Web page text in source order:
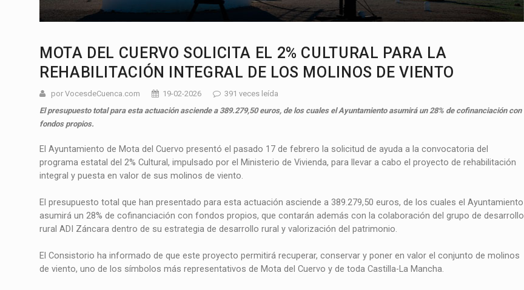
MOTA DEL CUERVO SOLICITA EL 2% CULTURAL PARA LA
REHABILITACIÓN INTEGRAL DE LOS MOLINOS DE VIENTO
por VocesdeCuenca.com 19-02-2026
391 veces leída
El presupuesto total para esta actuación asciende a 389.279,50 euros, de los cuales el Ayuntamiento asumirá un 28% de cofinanciación con
fondos propios.
El Ayuntamiento de Mota del Cuervo presentó el pasado 17 de febrero la solicitud de ayuda a la convocatoria del
programa estatal del 2% Cultural, impulsado por el Ministerio de Vivienda, para llevar a cabo el proyecto de rehabilitación
integral y puesta en valor de sus molinos de viento.
El presupuesto total que han presentado para esta actuación asciende a 389.279,50 euros, de los cuales el Ayuntamiento
asumirá un 28% de cofinanciación con fondos propios, que contarán además con la colaboración del grupo de desarrollo
rural ADI Záncara dentro de su estrategia de desarrollo rural y valorización del patrimonio.
El Consistorio ha informado de que este proyecto permitirá recuperar, conservar y poner en valor el conjunto de molinos
de viento, uno de los símbolos más representativos de Mota del Cuervo y de toda Castilla-La Mancha.